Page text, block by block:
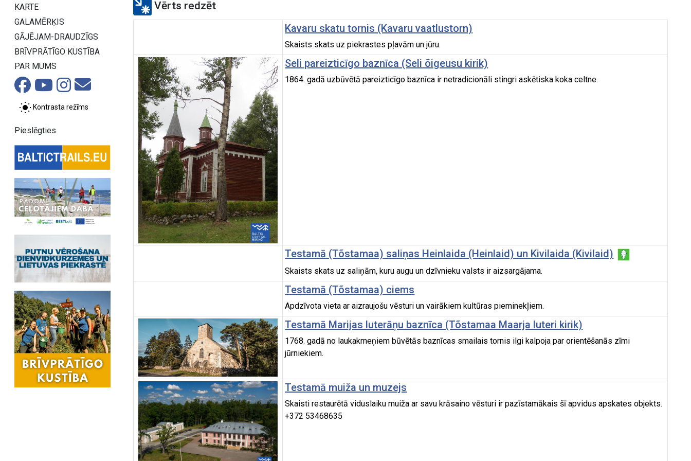
KARTE
GALAMĒRĶIS
GĀJĒJAM-DRAUDZĪGS
BRĪVPRĀTĪGO KUSTĪBA
PAR MUMS
Kontrasta režīms
Pieslēgties
Vērts redzēt
Kavaru skatu tornis (Kavaru vaatlustorn)
Skaists skats uz piekrastes pļavām un jūru.
Seli pareizticīgo baznīca (Seli õigeusu kirik)
1864. gadā uzbūvētā pareizticīgo baznīca ir netradicionāli stingri askētiska koka celtne.
Testamā (Tõstamaa) saliņas Heinlaida (Heinlaid) un Kivilaida (Kivilaid)
Skaists skats uz saliņām, kuru augu un dzīvnieku valsts ir aizsargājama.
Testamā (Tõstamaa) ciems
Apdzīvota vieta ar aizraujošu vēsturi un vairākiem kultūras pieminekļiem.
Testamā Marijas luterāņu baznīca (Tõstamaa Maarja luteri kirik)
1768. gadā no laukakmeņiem būvētās baznīcas smailais tornis ilgi kalpoja par orientēšanās zīmi
jūrniekiem.
Testamā muiža un muzejs
Skaisti restaurētā viduslaiku muiža ar savu krāsaino vēsturi ir pazīstamākais šī apvidus apskates objekts.
+372 53468635